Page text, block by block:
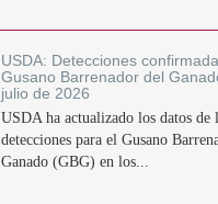
USDA: Detecciones
Gusano Barrenador del
julio de 2026
USDA ha actualizado los datos de
detecciones para el Gusano
Ganado (GBG) en los...